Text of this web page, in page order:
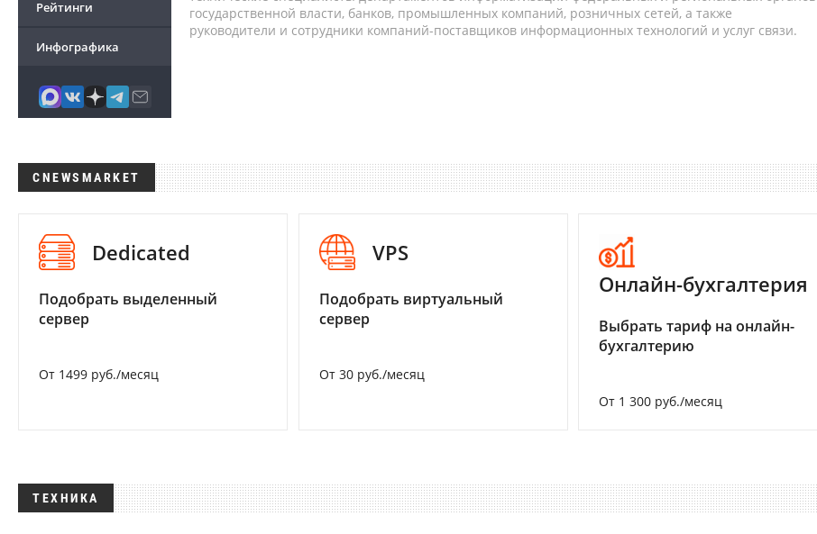
Рейтинги
Инфографика
государственной власти, банков, промышленных компаний, розничных сетей, а также
руководители и сотрудники компаний-поставщиков информационных технологий и услуг связи.
CNEWSMARKET
Dedicated
Подобрать выделенный
сервер
От 1499 руб./месяц
VPS
Подобрать виртуальный
сервер
От 30 руб./месяц
Онлайн-бухгалтерия
Выбрать тариф на онлайн-
бухгалтерию
От 1 300 руб./месяц
ТЕХНИКА